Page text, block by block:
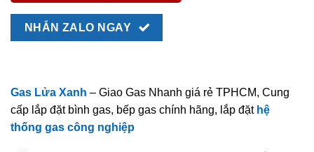
NHẮN ZALO NGAY
Gas Lửa Xanh – Giao Gas Nhanh giá rẻ TPHCM, Cung
cấp lắp đặt bình gas, bếp gas chính hãng, lắp đặt hệ
thống gas công nghiệp